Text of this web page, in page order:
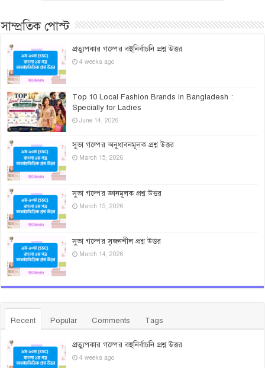
সাম্প্রতিক পোস্ট
প্রত্যুপকার গল্পের বহুনির্বাচনি প্রশ্ন উত্তর
4 weeks ago
Top 10 Local Fashion Brands in Bangladesh :
Specially for Ladies
June 14, 2026
সুভা গল্পের অনুধাবনমূলক প্রশ্ন উত্তর
March 15, 2026
সুভা গল্পের জ্ঞানমূলক প্রশ্ন উত্তর
March 15, 2026
সুভা গল্পের সৃজনশীল প্রশ্ন উত্তর
March 14, 2026
Recent Popular Comments Tags
প্রত্যুপকার গল্পের বহুনির্বাচনি প্রশ্ন উত্তর
4 weeks ago